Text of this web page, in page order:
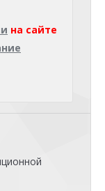
на сайте